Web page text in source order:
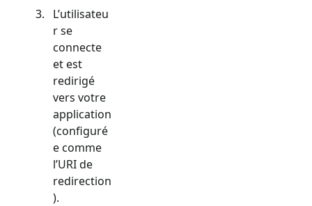
L’utilisateu
r se
connecte
et est
redirigé
vers votre
application
(configuré
e comme
l’URI de
redirection
).